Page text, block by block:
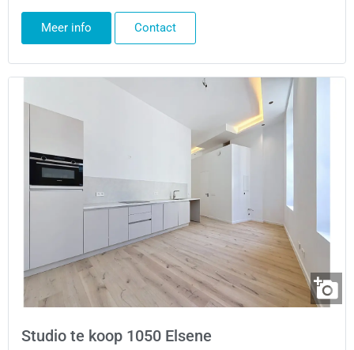
Meer info Contact
Studio te koop 1050 Elsene